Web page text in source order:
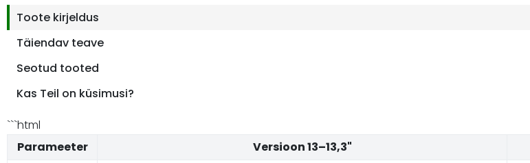
Toote kirjeldus
Täiendav teave
Seotud tooted
Kas Teil on küsimusi?
```html
Parameeter
Versioon 13–13,3"